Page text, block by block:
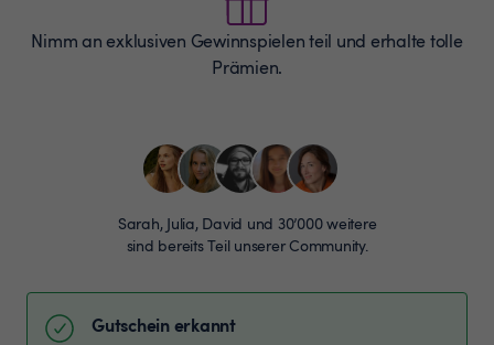
Nimm an exklusiven Gewinnspielen teil und erhalte tolle
Prämien.
Sarah, Julia, David und 30’000 weitere
sind bereits Teil unserer Community.
Gutschein erkannt